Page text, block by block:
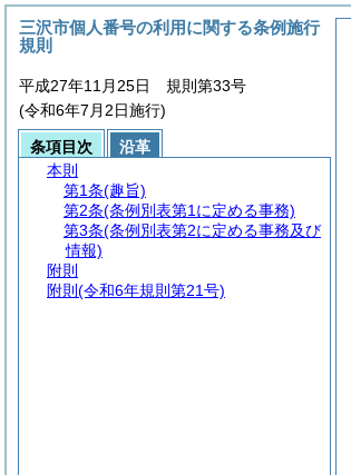
三沢市個人番号の利用に関する条例施行
規則
平成27年11月25日 規則第33号
(令和6年7月2日施行)
条項目次
沿革
本則
第1条(趣旨)
第2条(条例別表第1に定める事務)
第3条(条例別表第2に定める事務及び
情報)
附則
附則 (令和6年規則第21号)